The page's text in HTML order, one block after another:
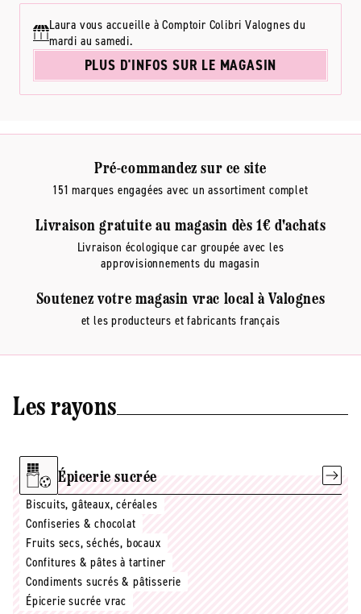
Laura vous accueille à Comptoir Colibri Valognes du
mardi au samedi.
PLUS D'INFOS SUR LE MAGASIN
Pré-commandez sur ce site
151 marques engagées avec un assortiment complet
Livraison gratuite au magasin dès 1€ d'achats
Livraison écologique car groupée avec les
approvisionnements du magasin
Soutenez votre magasin vrac local à Valognes
et les producteurs et fabricants français
Les rayons
Épicerie sucrée
Biscuits, gâteaux, céréales
Confiseries & chocolat
Fruits secs, séchés, bocaux
Confitures & pâtes à tartiner
Condiments sucrés & pâtisserie
Épicerie sucrée vrac